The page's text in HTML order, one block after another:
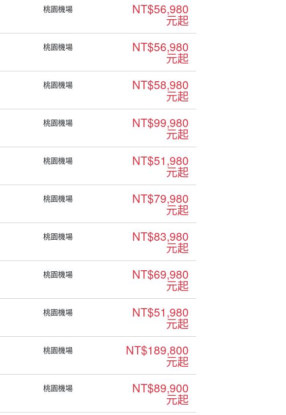
桃園機場 NT$56,980
元起
桃園機場 NT$56,980
元起
桃園機場 NT$58,980
元起
桃園機場 NT$99,980
元起
桃園機場 NT$51,980
元起
桃園機場 NT$79,980
元起
桃園機場 NT$83,980
元起
桃園機場 NT$69,980
元起
桃園機場 NT$51,980
元起
桃園機場 NT$189,800
元起
桃園機場 NT$89,900
元起